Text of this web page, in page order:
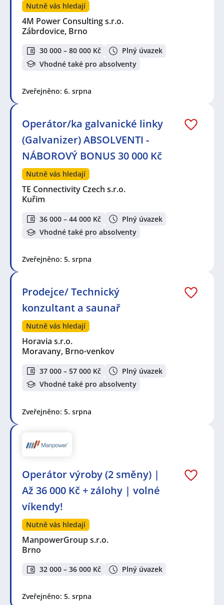
Nutně vás hledají
4M Power Consulting s.r.o.
Zábrdovice, Brno
30 000 – 80 000 Kč
Plný úvazek
Vhodné také pro absolventy
Zveřejněno: 6. srpna
Operátor/ka galvanické linky
(Galvanizer) ABSOLVENTI -
NÁBOROVÝ BONUS 30 000 Kč
Nutně vás hledají
TE Connectivity Czech s.r.o.
Kuřim
36 000 – 44 000 Kč
Plný úvazek
Vhodné také pro absolventy
Zveřejněno: 5. srpna
Prodejce/ Technický
konzultant a saunař
Nutně vás hledají
Horavia s.r.o.
Moravany, Brno-venkov
37 000 – 57 000 Kč
Plný úvazek
Vhodné také pro absolventy
Zveřejněno: 5. srpna
Operátor výroby (2 směny) |
Až 36 000 Kč + zálohy | volné
víkendy!
Nutně vás hledají
ManpowerGroup s.r.o.
Brno
32 000 – 36 000 Kč Plný úvazek
Zveřejněno: 5. srpna